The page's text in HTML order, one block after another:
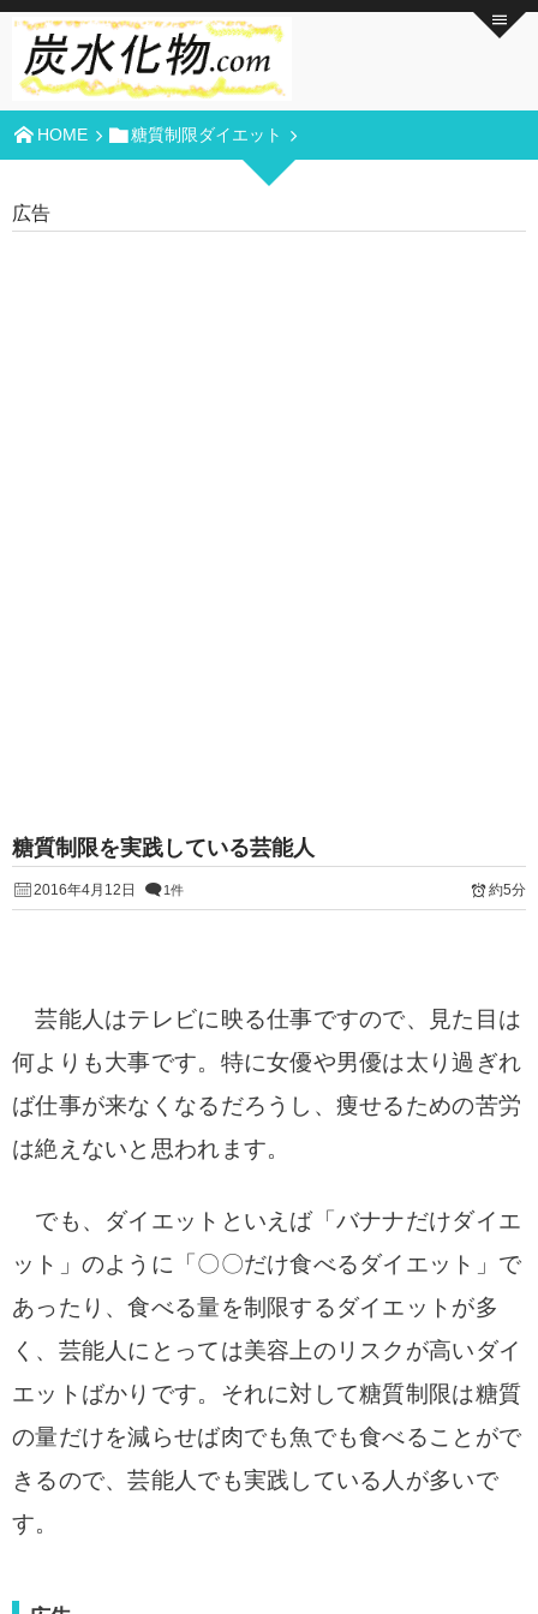
HOME 糖質制限ダイエット
広告
糖質制限を実践している芸能人
2016年4月12日 1件 約5分
芸能人はテレビに映る仕事ですので、見た目は
何よりも大事です。特に女優や男優は太り過ぎれ
ば仕事が来なくなるだろうし、痩せるための苦労
は絶えないと思われます。
でも、ダイエットといえば「バナナだけダイエ
ット」のように「〇〇だけ食べるダイエット」で
あったり、食べる量を制限するダイエットが多
く、芸能人にとっては美容上のリスクが高いダイ
エットばかりです。 それに対して糖質制限は糖質
の量だけを減らせば肉でも魚でも食べることがで
きるので、芸能人でも実践している人が多いで
す。